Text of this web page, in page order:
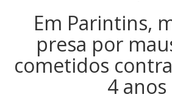
Em Parintins,
presa por
cometidos
4 anos